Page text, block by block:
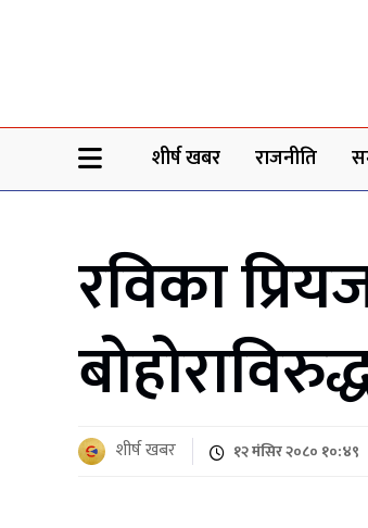
शीर्ष खबर राजनीति
रविका
शीर्ष खबर १२ मंसिर २०८० १०:४९